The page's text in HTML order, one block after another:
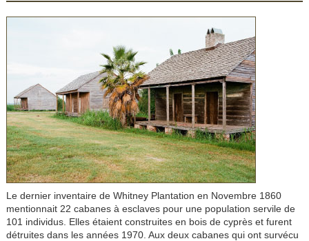
Le dernier inventaire de Whitney Plantation en Novembre 1860
mentionnait 22 cabanes à esclaves pour une population servile de
101 individus. Elles étaient construites en bois de cyprès et furent
détruites dans les années 1970. Aux deux cabanes qui ont survécu